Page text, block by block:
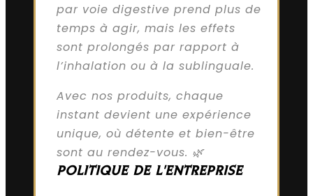
par voie digestive prend plus de
temps à agir, mais les effets
sont prolongés par rapport à
l’inhalation ou à la sublinguale.
Avec nos produits, chaque
instant devient une expérience
unique, où détente et bien-être
sont au rendez-vous. 🌿
POLITIQUE DE L'ENTREPRISE